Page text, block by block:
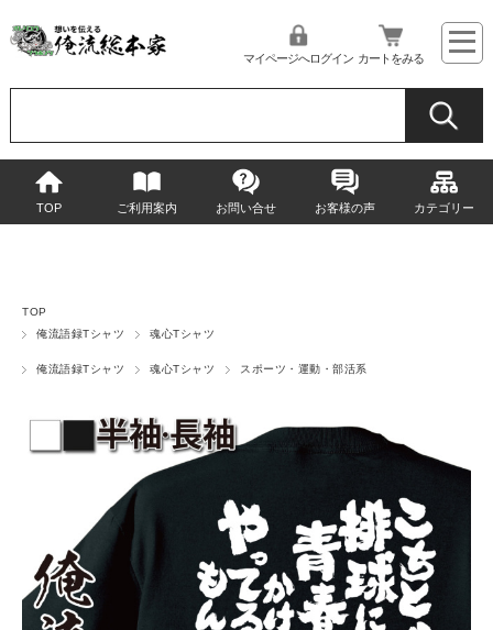
マイページへログイン カートをみる
TOP ご利用案内 お問い合せ お客様の声 カテゴリー
TOP
俺流語録Tシャツ
魂心Tシャツ
俺流語録Tシャツ 魂心Tシャツ スポーツ・運動・部活系